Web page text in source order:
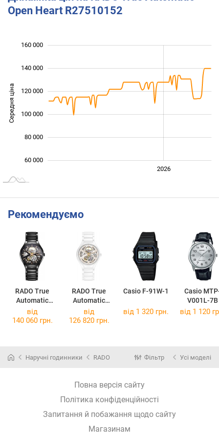
Open Heart R27510152
Середня ціна
60 000
80 000
100 000
120 000
160 000
140 000
2026
Рекомендуємо
RADO True
Automatic
Open Heart
R27100162
RADO True
Automatic
R27106922
Casio F-91W-1
Casio
V001L-7B
від
140 060 грн.
від
126 820 грн.
від 1 320 грн. від 1 120
Наручні годинники RADO Фільтр Усі моделі
Повна версія сайту
Політика конфіденційності
Запитання й побажання щодо сайту
Магазинам